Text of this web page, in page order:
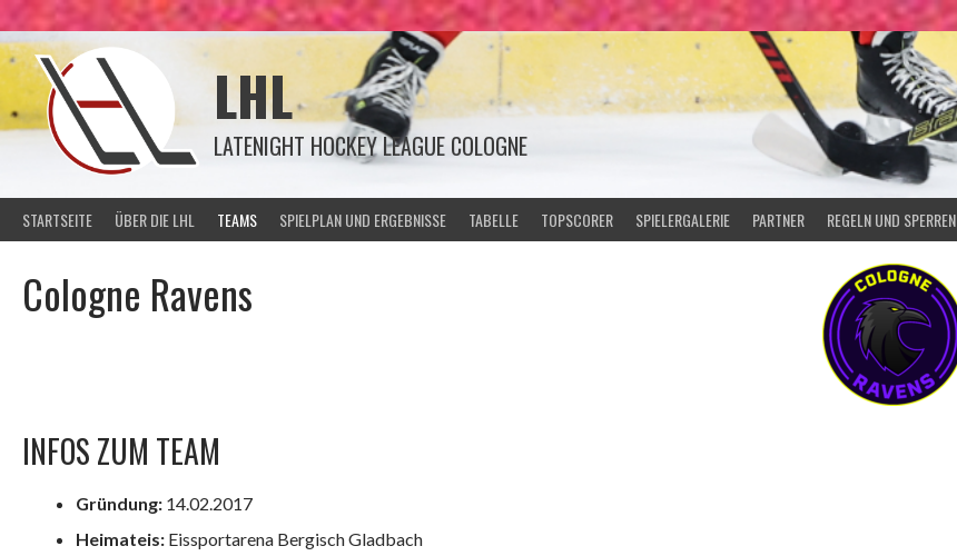
zum
Inhalt
LHL
LATENIGHT HOCKEY LEAGUE COLOGNE
STARTSEITE ÜBER DIE LHL TEAMS SPIELPLAN UND ERGEBNISSE TABELLE TOPSCORER SPIELERGALERIE PARTNER REGELN UND SPERREN
Cologne Ravens
INFOS ZUM TEAM
Gründung: 14.02.2017
Heimateis: Eissportarena Bergisch Gladbach